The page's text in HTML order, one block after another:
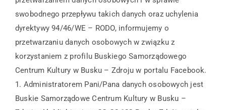
swobodnego przepływu takich danych oraz uchylenia
dyrektywy 94/46/WE – RODO, informujemy o
przetwarzaniu danych osobowych w związku z
korzystaniem z profilu Buskiego Samorządowego
Centrum Kultury w Busku – Zdroju w portalu Facebook.
1. Administratorem Pani/Pana danych osobowych jest
Buskie Samorządowe Centrum Kultury w Busku –